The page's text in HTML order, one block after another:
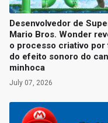
Desenvolvedor de
Mario Bros. Wonder
o processo criativo por
do efeito sonoro do
minhoca
July 07, 2026